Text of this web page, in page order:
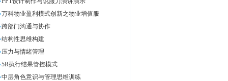
万科物业盈利模式创新之物业增值服
跨部门沟通与协作
结构性思维构建
压力与情绪管理
5R执行结果管控模式
中层角色意识与管理思维训练